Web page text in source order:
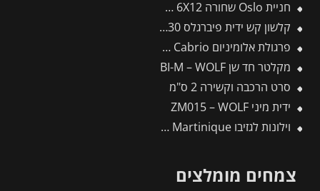
חניית Oslo שחורה 6X12 מבית פלרם – Canopia
קלשון קש ידית פיברגלס J-230 -תבור
פרגולת אלומיניום Sierra Cabrio אפורה 3X6.2 נפתחת מבית פלרם – Canopia
מקלטר חד שן BI-M – WOLF
סרט הרכבה וקשירה 2 ס"מ
ידית מיני ZM015 – WOLF
וילונות לגזיבו 3X4.3 Martinique מבית פלרם – Canopia
צמחים מומלצים